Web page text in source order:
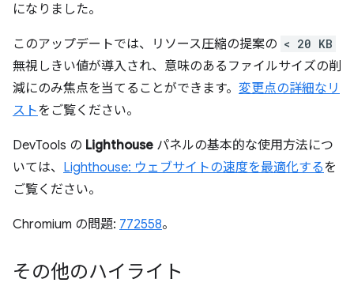
になりました。
このアップデートでは、リソース圧縮の提案の < 20 KB
無視しきい値が導入され、意味のあるファイルサイズの削
減にのみ焦点を当てることができます。 変更点の詳細なリ
ストをご覧ください。
DevTools の Lighthouse パネルの基本的な使用方法につ
いては、 Lighthouse: ウェブサイトの速度を最適化するを
ご覧ください。
Chromium の問題: 772558。
その他のハイライト